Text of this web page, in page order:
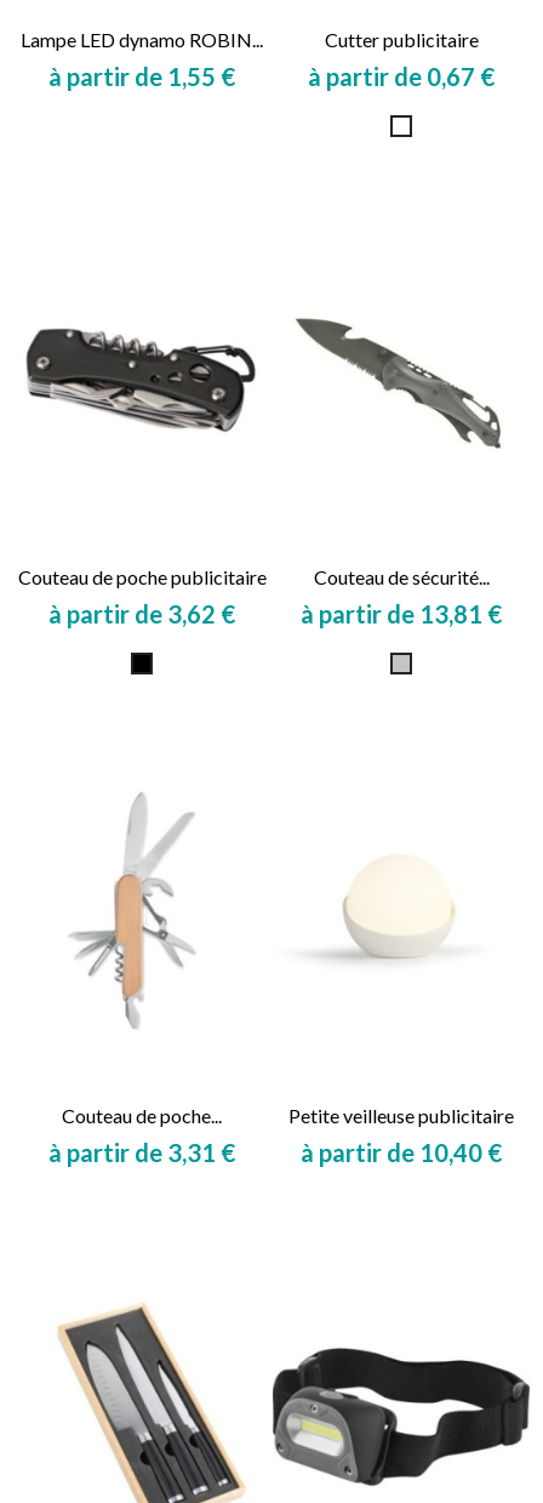
Lampe LED dynamo ROBIN...
à partir de 1,55 €
Cutter publicitaire
à partir de 0,67 €
Couteau de poche publicitaire
Prix
à partir de 3,62 €
Couteau de sécurité...
Prix
à partir de 13,81 €
Couteau de poche...
à partir de 3,31 €
Petite veilleuse publicitaire
à partir de 10,40 €